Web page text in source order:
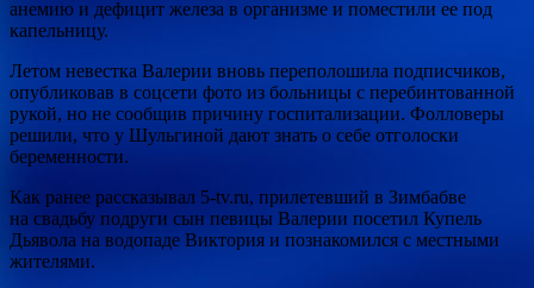
анемию и дефицит железа в организме и поместили ее под
капельницу.
Летом невестка Валерии вновь переполошила подписчиков,
опубликовав в соцсети фото из больницы с перебинтованной
рукой, но не сообщив причину госпитализации. Фолловеры
решили, что у Шульгиной дают знать о себе отголоски
беременности.
Как ранее рассказывал 5-tv.ru, прилетевший в Зимбабве
на свадьбу подруги сын певицы Валерии посетил Купель
Дьявола на водопаде Виктория и познакомился с местными
жителями.